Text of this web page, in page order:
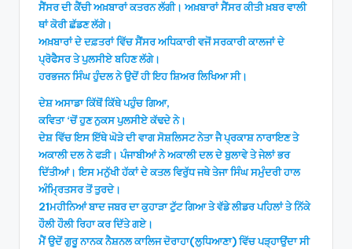
ਸੈਂਸਰ ਦੀ ਕੈਂਚੀ ਅਖ਼ਬਾਰਾਂ ਕਤਰਨ ਲੱਗੀ। ਅਖ਼ਬਾਰਾਂ ਸੈਂਸਰ ਕੀਤੀ ਖ਼ਬਰ ਵਾਲੀ
ਥਾਂ ਕੋਰੀ ਛੱਡਣ ਲੱਗੇ।
ਅਖ਼ਬਾਰਾਂ ਦੇ ਦਫ਼ਤਰਾਂ ਵਿੱਚ ਸੈਂਸਰ ਅਧਿਕਾਰੀ ਵਜੋਂ ਸਰਕਾਰੀ ਕਾਲਜਾਂ ਦੇ
ਪ੍ਰੋਫੈਸਰ ਤੇ ਪੁਲਸੀਏ ਬਹਿਣ ਲੱਗੇ।
ਹਰਭਜਨ ਸਿੰਘ ਹੁੰਦਲ ਨੇ ਉਦੋਂ ਹੀ ਇਹ ਸ਼ਿਅਰ ਲਿਖਿਆ ਸੀ।
ਦੇਸ਼ ਅਸਾਡਾ ਕਿੱਥੋਂ ਕਿੱਥੇ ਪਹੁੰਚ ਗਿਆ,
ਕਵਿਤਾ ‘ਚੋਂ ਹੁਣ ਨੁਕਸ ਪੁਲਸੀਏ ਕੱਢਦੇ ਨੇ।
ਦੇਸ਼ ਵਿੱਚ ਇਸ ਇੱਥੇ ਘੋੜੇ ਦੀ ਵਾਗ ਸੋਸ਼ਲਿਸਟ ਨੇਤਾ ਜੈ ਪ੍ਰਕਾਸ਼ ਨਾਰਾਇਣ ਤੇ
ਅਕਾਲੀ ਦਲ ਨੇ ਫੜੀ। ਪੰਜਾਬੀਆਂ ਨੇ ਅਕਾਲੀ ਦਲ ਦੇ ਬੁਲਾਵੇ ਤੇ ਜੇਲਾਂ ਭਰ
ਦਿੱਤੀਆਂ। ਇਸ ਮਨੁੱਖੀ ਹੱਕਾਂ ਦੇ ਕਤਲ ਵਿਰੁੱਧ ਜਥੇ ਤੇਜਾ ਸਿੰਘ ਸਮੁੰਦਰੀ ਹਾਲ
ਅੰਮ੍ਰਿਤਸਰ ਤੋਂ ਤੁਰਦੇ।
21ਮਹੀਨਿਆਂ ਬਾਦ ਜਬਰ ਦਾ ਕੁਹਾੜਾ ਟੁੱਟ ਗਿਆ ਤੇ ਵੱਡੇ ਲੀਡਰ ਪਹਿਲਾਂ ਤੇ ਨਿੱਕੇ
ਹੌਲੀ ਹੌਲੀ ਰਿਹਾ ਕਰ ਦਿੱਤੇ ਗਏ।
ਮੈਂ ਉਦੋਂ ਗੁਰੂ ਨਾਨਕ ਨੈਸ਼ਨਲ ਕਾਲਿਜ ਦੋਰਾਹਾ(ਲੁਧਿਆਣਾ) ਵਿੱਚ ਪੜ੍ਹਾਉਂਦਾ ਸੀ